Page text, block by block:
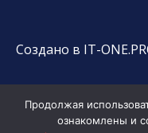
Создано в IT-
Продолжая
ознакомлены и